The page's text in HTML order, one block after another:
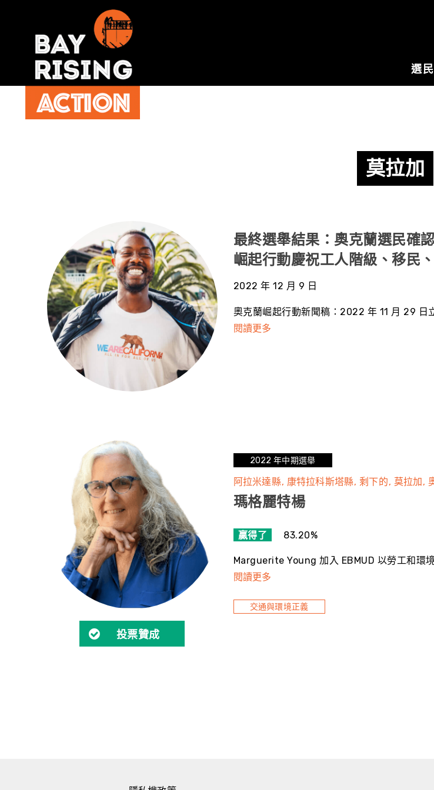
選
莫拉加
最終選舉結果：奧克蘭選民確
崛起行動慶祝工人階級、移民
2022 年 12 月 9 日
奧克蘭崛起行動新聞稿：2022 年 11 月 29
閱讀更多
投票贊成
2022 年中期選舉
阿拉米達縣 康特拉科斯塔縣 剩下的 莫拉加
瑪格麗特楊
贏得了 83.20%
Marguerite Young 加入 EBMUD 以勞工和環
閱讀更多
交通與環境正義